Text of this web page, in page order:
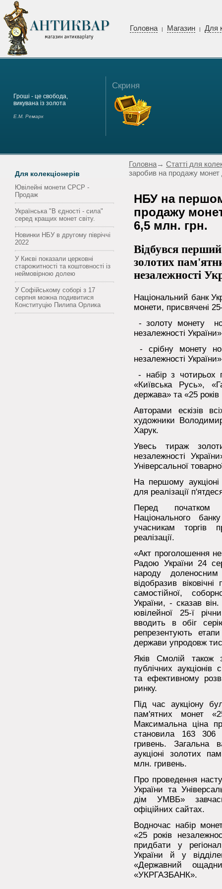
Головна | Магазин | Для
Гроші - це свобода,
викувана із золота
Е.М. Ремарк
Скриня
Для колекціонерів
Ювілейні монети СРСР -
Продаж
Українська "В єдності - сила"
серед кращих монет світу.
Новинки НБУ в другому півріччі
2022
У Києві показали церковні
старожитності та коштовності із
неймовірною долею
У Софійському соборі з 17
серпня можна подивитися
Конституцію Пилипа Орлика
Головна→ Статті для
заробив на продажу монет
НБУ на
продажу
6,5 млн. грн.
Відбувся
золотих
незалежності
Національний банк
монети, присвячені
- золоту монету
незалежності
- срібну монету
незалежності України»
- набір з чотирьох
«Київська Русь»,
держава» та «25
Авторами ескізів
художники
Харук.
Увесь тираж
незалежності
Універсальної
На першому
для реалізації
Перед початком
Національного
учасникам торгів
реалізації.
«Акт проголошення
Радою України 24
народу
відобразив
самостійної,
України, - сказав
ювілейної 25-ї
вводить в обіг
репрезентують
держави упродовж
Яків Смолій також
публічних
та ефективному
ринку.
Під час аукціону
пам'ятних монет
Максимальна ціна
становила 163 306
гривень. Загальна
аукціоні золотих
млн. гривень.
Про проведення
України та
дім УМВБ»
офіційних сайтах.
Водночас набір
«25 років
придбати у
України й у
«Державний
«УКРГАЗБАНК».